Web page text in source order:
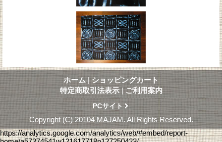
ホーム | ショッピングカート
特定商取引法表示 | ご利用案内
PCサイト
Copyright (C) 20104 MAJAM. All Rights Reserved.
https://analytics.google.com/analytics/web/#embed/report-